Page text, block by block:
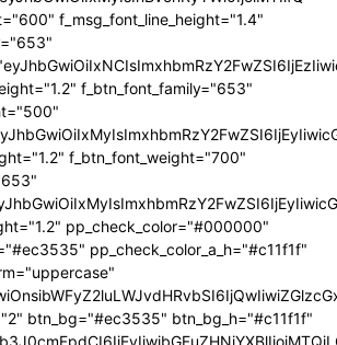
f_msg_font_line_height="1.4"
f_btn_font_family="653"
f_btn_font_weight="700"
pp_check_color="#000000"
pp_check_color_a_h="#c11f1f"
btn_bg="#ec3535" btn_bg_h="#c11f1f"